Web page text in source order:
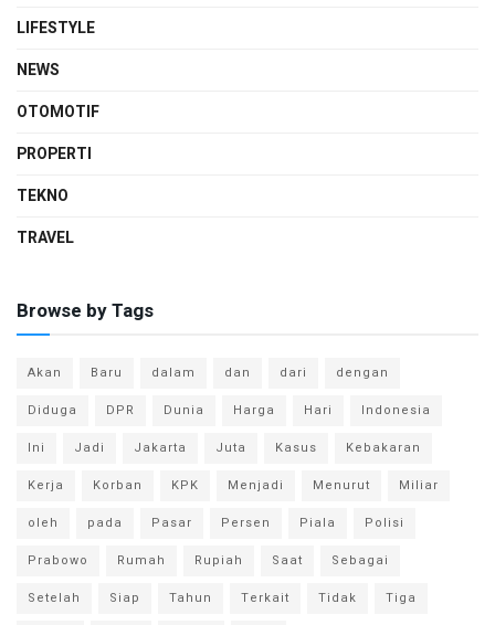
LIFESTYLE
NEWS
OTOMOTIF
PROPERTI
TEKNO
TRAVEL
Browse by Tags
Akan Baru dalam dan dari
dengan
Diduga
DPR Dunia Harga Hari
Indonesia
Ini
Jadi Jakarta Juta Kasus
Kebakaran
Kerja
Korban KPK Menjadi Menurut
Miliar
oleh
pada Pasar Persen Piala
Polisi
Prabowo
Rumah Rupiah Saat
Sebagai
Setelah
Siap Tahun Terkait Tidak
Tiga